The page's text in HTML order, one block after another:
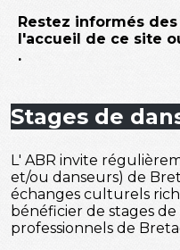
Restez informés
l'accueil de ce site
.
Stages de
L' ABR invite
et/ou danseurs) de
échanges culturels
bénéficier de stages
professionnels de